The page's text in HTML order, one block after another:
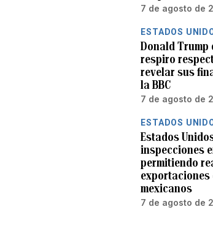
7 de agosto de
ESTADOS
Donald Trump
respiro
revelar sus
la BBC
7 de agosto de
ESTADOS
Estados
inspecciones
permitiendo
exportaciones
mexicanos
7 de agosto de